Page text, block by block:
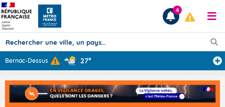
Prévisions
TOUS LES RÉSULTATS
4
Bernac-Dessus 27°